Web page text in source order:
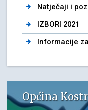
Natječaji i
IZBORI 2021
Informacije
Općina